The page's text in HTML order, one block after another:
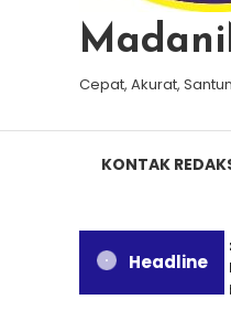
Cepat, Akurat,
KONTAK
Headline
Kediri